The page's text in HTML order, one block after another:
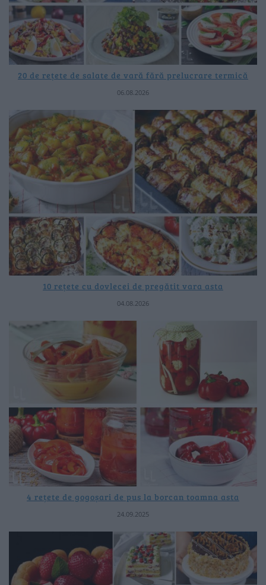
20 de rețete de salate de vară fără prelucrare termică
06.08.2026
10 rețete cu dovlecei de pregătit vara asta
04.08.2026
4 rețete de gogoșari de pus la borcan toamna asta
24.09.2025